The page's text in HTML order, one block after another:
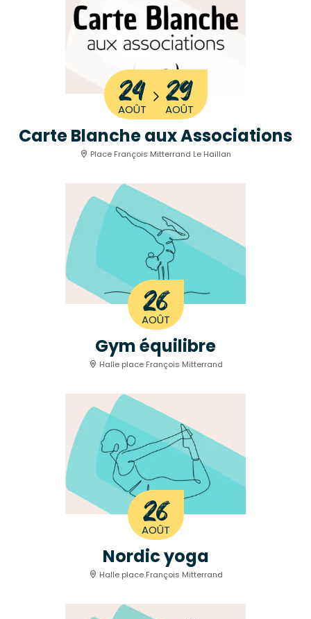
Carte Blanche aux Associations
Place François Mitterrand Le Haillan
24
AOÛT 29
AOÛT
Gym équilibre
Halle place François Mitterrand
26
AOÛT
Nordic yoga
Halle place François Mitterrand
26
AOÛT